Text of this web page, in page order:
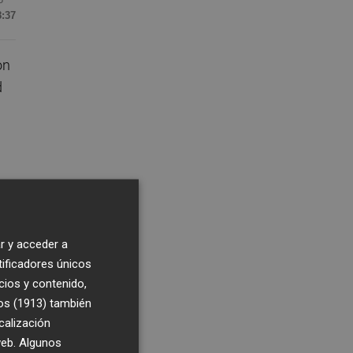
y acceder a
únicos
y contenido,
(1913) también
Algunos